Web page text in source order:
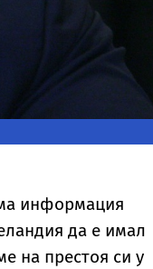
информация
да е имал
на престоя си у